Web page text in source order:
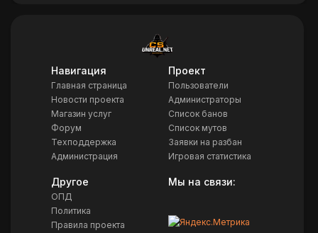
Навигация
Главная страница
Новости проекта
Магазин услуг
Форум
Техподдержка
Администрация
Проект
Пользователи
Администраторы
Список банов
Список мутов
Заявки на разбан
Игровая статистика
Другое
ОПД
Политика
Правила проекта
Мы на связи: